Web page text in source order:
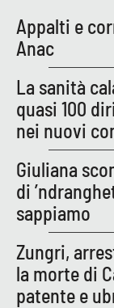
Storie
LAC
NETWORK
Lacplay.it
Lactv.it
Laconair.it
Lacitymag.it
Appalti e
Anac
La sanità
quasi 100
nei nuovi
Giuliana
di
sappiamo
Zungri,
la morte di
patente e